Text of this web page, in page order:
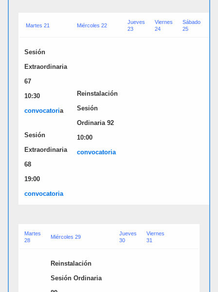
Martes 21 Miércoles 22
Jueves
23
Viernes
24
Sábado
25
Sesión
Extraordinaria
67
10:30
convocatoria
Sesión
Extraordinaria
68
19:00
convocatoria
Reinstalación
Sesión
Ordinaria 92
10:00
convocatoria
Martes
28
Miércoles 29
Jueves
30
Viernes
31
Reinstalación
Sesión Ordinaria